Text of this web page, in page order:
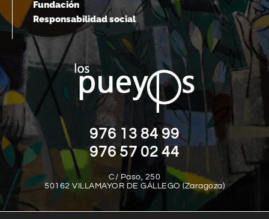
Fundación
Responsabilidad social
976 13 84 99
976 57 02 44
C/ Paso, 250
50162 VILLAMAYOR DE GÁLLEGO (Zaragoza)